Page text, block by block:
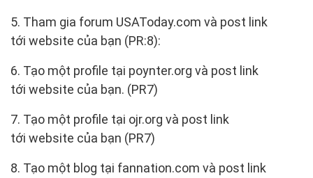
5. Tham gia forum USAToday.com và post link
tới website của bạn (PR:8):
6. Tạo một profile tại poynter.org và post link
tới website của bạn. (PR7)
7. Tạo một profile tại ojr.org và post link
tới website của bạn (PR7)
8. Tạo một blog tại fannation.com và post link